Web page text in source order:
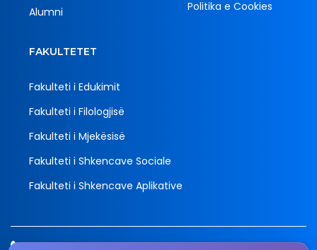
Alumni
Politika e Cookies
FAKULTETET
Fakulteti i Edukimit
Fakulteti i Filologjisë
Fakulteti i Mjekësisë
Fakulteti i Shkencave Sociale
Fakulteti i Shkencave Aplikative